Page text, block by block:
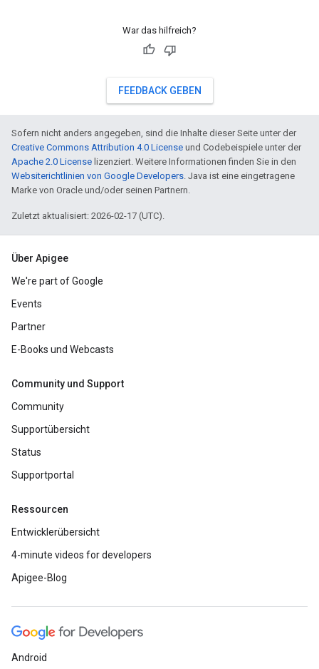
War das hilfreich?
FEEDBACK GEBEN
Sofern nicht anders angegeben, sind die Inhalte dieser Seite unter der
Creative Commons Attribution 4.0 License und Codebeispiele unter der
Apache 2.0 License lizenziert. Weitere Informationen finden Sie in den
Websiterichtlinien von Google Developers. Java ist eine eingetragene
Marke von Oracle und/oder seinen Partnern.
Zuletzt aktualisiert: 2026-02-17 (UTC).
Über Apigee
We're part of Google
Events
Partner
E-Books und Webcasts
Community und Support
Community
Supportübersicht
Status
Supportportal
Ressourcen
Entwicklerübersicht
4-minute videos for developers
Apigee-Blog
Android